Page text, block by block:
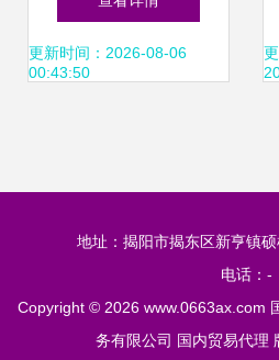
行，签约6个对非
更新时间：2026-08-06
00:43:50
地址：揭阳市揭东区新亨镇
电话：-
Copyright © 2026 www.0663ax.com
务有限公司 国内贸易代理